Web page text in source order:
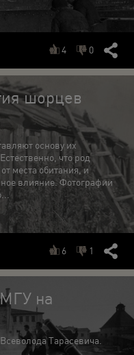
4 0
шорцев
основу их
что род
места обитания, и
влияние. Фотографии
6 1
на
Тарасевича.